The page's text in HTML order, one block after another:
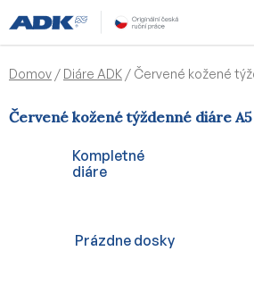
na
obsah
Domov / Diáre ADK / Červené kožené
Červené kožené týždenné diáre
Kompletné
diáre
Prázdne dosky